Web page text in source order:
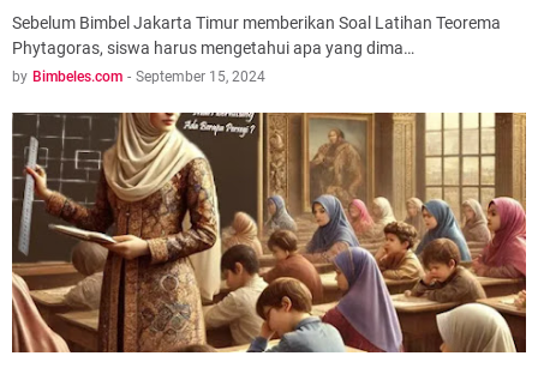
Sebelum Bimbel Jakarta Timur memberikan Soal Latihan Teorema
Phytagoras, siswa harus mengetahui apa yang dima…
by Bimbeles.com - September 15, 2024